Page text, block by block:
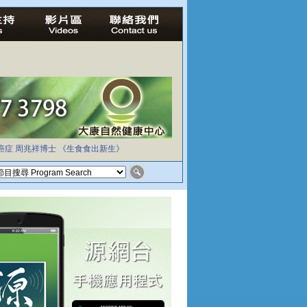
症 周兆祥博士 《生食食出新生》